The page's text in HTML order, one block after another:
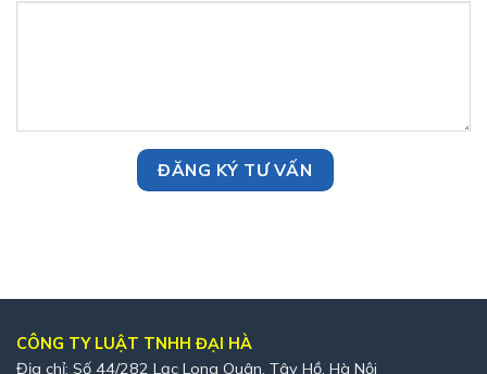
CÔNG TY LUẬT TNHH ĐẠI HÀ
Địa chỉ: Số 44/282 Lạc Long Quân, Tây Hồ, Hà Nội